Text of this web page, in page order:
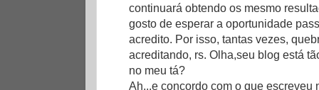
continuará obtendo os mesmo
gosto de esperar a oportunidade
acredito. Por isso, tantas vezes,
acreditando, rs. Olha,seu blog está
no meu tá?
Ah...e concordo com o que escreveu